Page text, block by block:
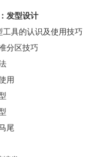
发型设计
工具的认识及使用技巧
分区技巧
用
尾